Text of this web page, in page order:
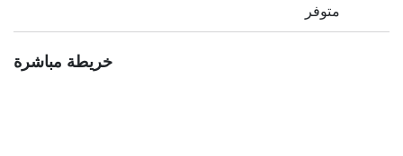
متوفر
خريطة مباشرة